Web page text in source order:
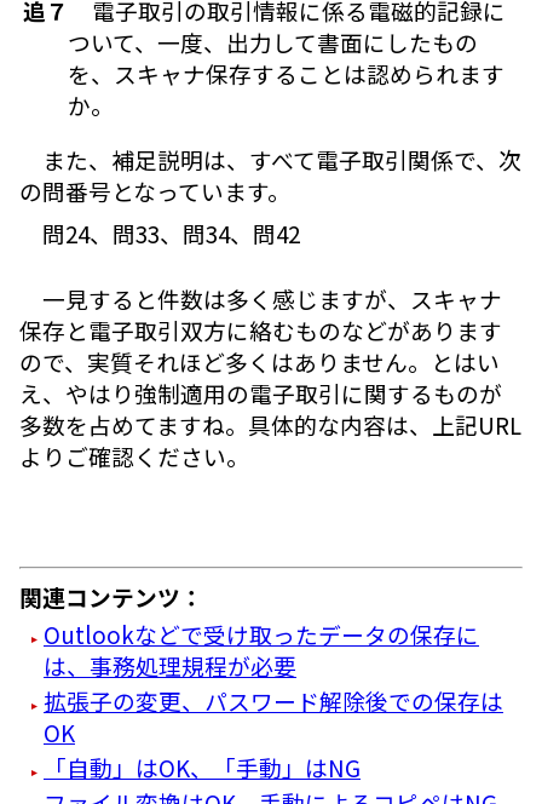
追７
電子取引の取引情報に係る電磁的記録に
ついて、一度、出力して書面にしたもの
を、スキャナ保存することは認められます
か。
また、補足説明は、すべて電子取引関係で、次
の問番号となっています。
問24、問33、問34、問42
一見すると件数は多く感じますが、スキャナ
保存と電子取引双方に絡むものなどがあります
ので、実質それほど多くはありません。とはい
え、やはり強制適用の電子取引に関するものが
多数を占めてますね。具体的な内容は、上記URL
よりご確認ください。
関連コンテンツ：
Outlookなどで受け取ったデータの保存に
は、事務処理規程が必要
拡張子の変更、パスワード解除後での保存は
OK
「自動」はOK、「手動」はNG